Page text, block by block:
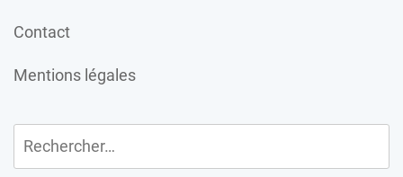
Contact
Mentions légales
Rechercher :